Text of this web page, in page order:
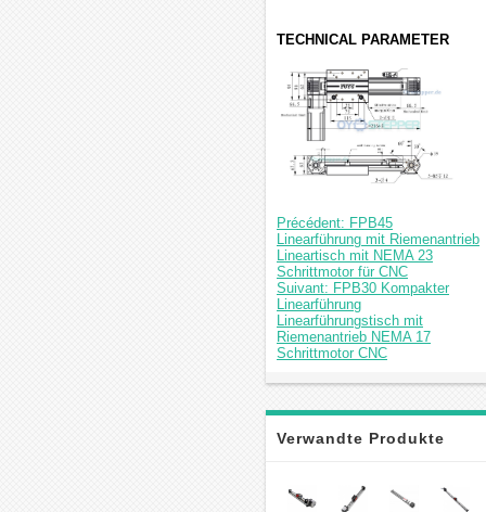
TECHNICAL PARAMETER
Précédent: FPB45
Linearführung mit Riemenantrieb
Lineartisch mit NEMA 23
Schrittmotor für CNC
Suivant: FPB30 Kompakter
Linearführung
Linearführungstisch mit
Riemenantrieb NEMA 17
Schrittmotor CNC
Verwandte Produkte